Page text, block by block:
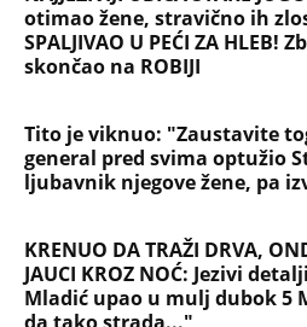
otimao žene, stravično ih
SPALJIVAO U PEĆI ZA HLEB!
skončao na ROBIJI
Tito je viknuo: "Zaustavite
general pred svima optužio
ljubavnik njegove žene, pa
KRENUO DA TRAŽI DRVA,
JAUCI KROZ NOĆ: Jezivi
Mladić upao u mulj dubok 5